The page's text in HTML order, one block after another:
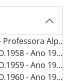
Couto, 1958 - 1984
- Ano 1958, 1958
- Ano 1959, 1959
- Ano 1960, 1960